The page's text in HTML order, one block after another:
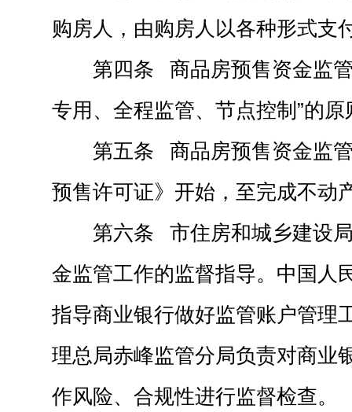
购房人，由购房人以各种形式支
第四条 商品房预售资金监
专用、全程监管、节点控制”的
第五条 商品房预售资金监
预售许可证》开始，至完成不动
第六条 市住房和城乡建设
金监管工作的监督指导。中国人
指导商业银行做好监管账户管理
理总局赤峰监管分局负责对商业
作风险、合规性进行监督检查。